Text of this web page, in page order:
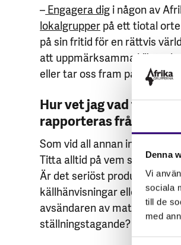
Denna
Vi
sociala
till de
med
–Engagera digi någon av
lokalgrupperpå ett tiotal
på sin fritid för en rättvis
att uppmärksamma
eller tar oss fram på annat
Hur vet jag vad för
rapporteras från
Som vid all annan
Titta alltid på vem som är
Är det seriöst producerade
källhänvisningar eller är det
avsändaren av materialet
ställningstagande?